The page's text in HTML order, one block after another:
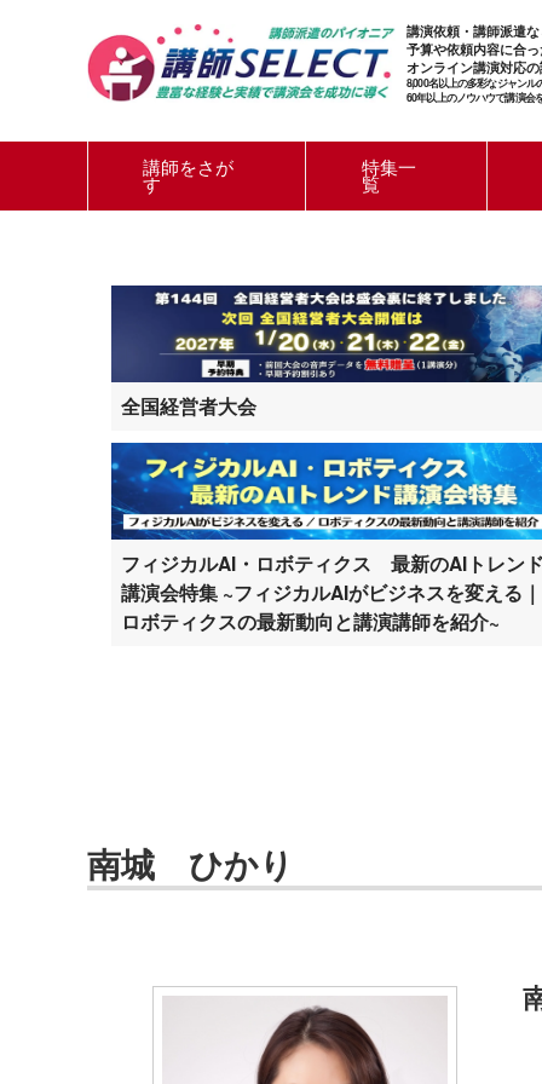
講演依頼・講師派遣
予算や依頼内容に合
オンライン講演対応
8,000名以上の多彩なジャンル
60年以上のノウハウで講演会
講師をさが
す
特集一
覧
全国経営者大会
フィジカルAI・ロボティクス 最新のAIトレン
講演会特集 ~フィジカルAIがビジネスを変える｜
ロボティクスの最新動向と講演講師を紹介~
南城 ひかり